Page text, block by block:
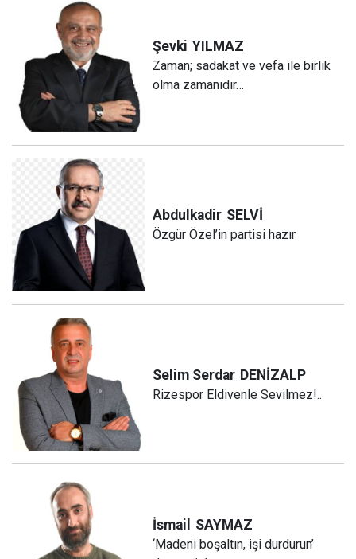
Şevki YILMAZ
Zaman; sadakat ve vefa ile birlik
olma zamanıdır…
Abdulkadir SELVİ
Özgür Özel’in partisi hazır
Selim Serdar DENİZALP
Rizespor Eldivenle Sevilmez!..
İsmail SAYMAZ
‘Madeni boşaltın, işi durdurun’